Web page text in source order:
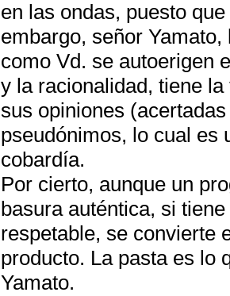
en las ondas, puesto
embargo, señor
como Vd. se autoerigen
y la racionalidad, tiene
sus opiniones
pseudónimos, lo cual es
cobardía.
Por cierto, aunque un
basura auténtica, si
respetable, se convierte
producto. La pasta es lo
Yamato.